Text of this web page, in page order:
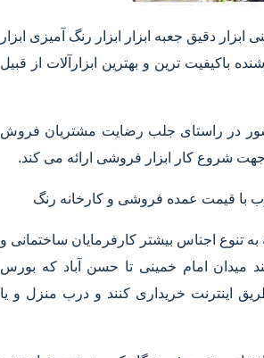
ابزار دقیق​ جعبه ابزار ابزار رنگ آمیزی ابزار
باکیفیت ترین و بهترین ابزارآلات از قبیل
کشور در راستای جلب رضایت مشتریان فروش
شروع کار ابزار فروشی ارائه می کند.
با قیمت عمده فروشی و کارخانه رنگ
تنوع اجناس بیشتر کارفرمایان ساختمانی و
میدان امام خمینی تا حسن آباد که بورس
اینترنت خریداری کنند و درب منزل و یا